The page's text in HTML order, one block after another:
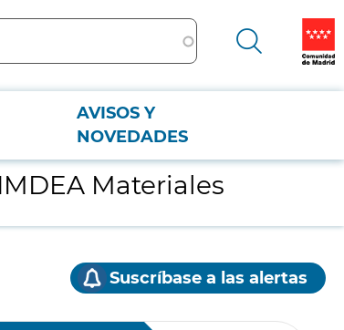
AVISOS Y
NOVEDADES
Materiales
Suscríbase a las alertas